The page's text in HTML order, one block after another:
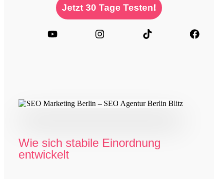
Jetzt 30 Tage Testen!
Wie sich stabile Einordnung
entwickelt